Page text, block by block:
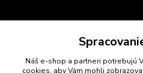
Náš e-shop a partneri potrebujú
cookies, aby Vám mohli